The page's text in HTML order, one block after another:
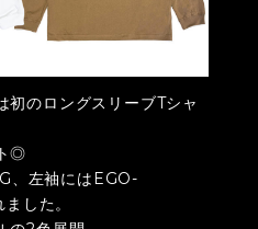
のロングスリーブTシャ
◎
、左袖にはEGO-
した。